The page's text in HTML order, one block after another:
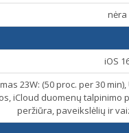
nėra
iOS
23W: (50 proc. per 30
iCloud duomenų talpinimo
peržiūra, paveikslėlių ir